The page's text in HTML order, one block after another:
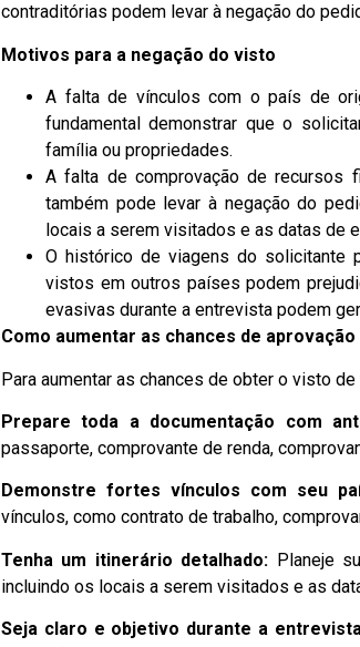
contraditórias podem levar à negação do
Motivos para a negação do visto
A falta de vínculos com o país de
fundamental demonstrar que o
família ou propriedades.
A falta de comprovação de recursos
também pode levar à negação do
locais a serem visitados e as datas de
O histórico de viagens do solicitante
vistos em outros países podem
evasivas durante a entrevista podem
Como aumentar as chances de aprovação
Para aumentar as chances de obter o visto
Prepare toda a documentação com
passaporte, comprovante de renda,
Demonstre fortes vínculos com seu
vínculos, como contrato de trabalho,
Tenha um itinerário detalhado: Planeje
incluindo os locais a serem visitados e as
Seja claro e objetivo durante a